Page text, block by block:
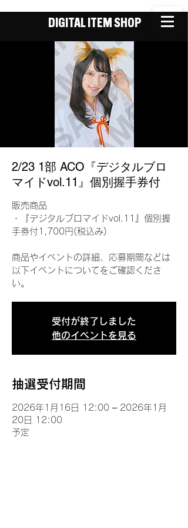
DIGITAL ITEM SHOP
2/23 1部 ACO『デジタルブロ
マイドvol.11』個別握手券付
販売商品
・『デジタルブロマイドvol.11』個別握
手券付1,700円(税込み)
商品やイベントの詳細、応募期間などは
以下イベントについてをご確認くださ
い。
受付が終了しました
他のイベントを見る
抽選受付期間
2026年1月16日 12:00 – 2026年1月
20日 12:00
予定